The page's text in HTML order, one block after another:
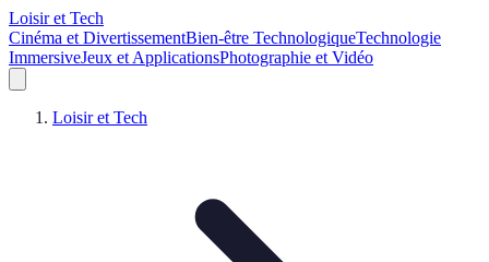
Loisir et Tech
Cinéma et DivertissementBien-être TechnologiqueTechnologie
ImmersiveJeux et ApplicationsPhotographie et Vidéo
Loisir et Tech